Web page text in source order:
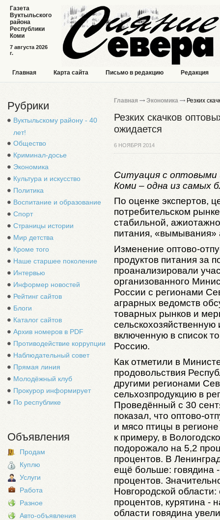
7 августа 2026
г.
Газета
Вуктыльского
района
Республики
Коми
Главная Карта сайта Письмо в редакцию Редакция
Рубрики
Вуктыльскому району - 40
лет!
Общество
Криминал-досье
Экономика
Культура и искусство
Политика
Воспитание и образование
Спорт
Страницы истории
Мир детства
Кроме того
Наше старшее поколение
Интервью
Информер новостей
Рейтинг сайтов
Блоги
Каталог сайтов
Архив номеров в PDF
Противодействие коррупции
Наблюдательный совет
Прямая линия
Молодёжный клуб
Прокурор информирует
По республике
Объявления
Продам
Куплю
Услуги
Работа
Разное
Авто-объявления
Главная Экономика Резких
Резких скачков
ожидается
6 НОЯБРЯ 2014
Ситуация с оптовыми
Коми – одна из самых
По оценке экспертов,
потребительском
стабильной,
питания, «вымывания»
Изменение оптово-
продуктов питания за
проанализировали
организованного
России с регионами
аграрных ведомств
товарных рынков и
включенную в список
Россию.
Как отметили в
продовольствия
другими регионами
сельхозпродукцию в
Проведённый с 30
показал, что оптово-
и мясо птицы в
к примеру, в
подорожало на 5,2
процентов. В
ещё больше: говядина
процентов.
Новгородской
процентов, курятина -
области говядина